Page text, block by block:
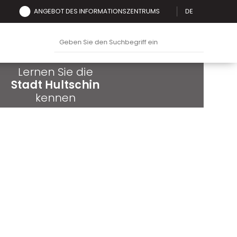
ANGEBOT DES INFORMATIONSZENTRUMS DE
Lernen Sie die
Stadt Hultschin
kennen